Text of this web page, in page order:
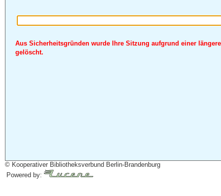
Aus Sicherheitsgründen wurde Ihre Sitzung aufgrund einer
gelöscht.
© Kooperativer Bibliotheksverbund Berlin-Brandenburg
Powered by: